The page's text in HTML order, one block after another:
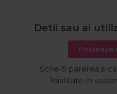
Detii sau ai
Posteaza
Scrie-ti parerea si
loialitate in